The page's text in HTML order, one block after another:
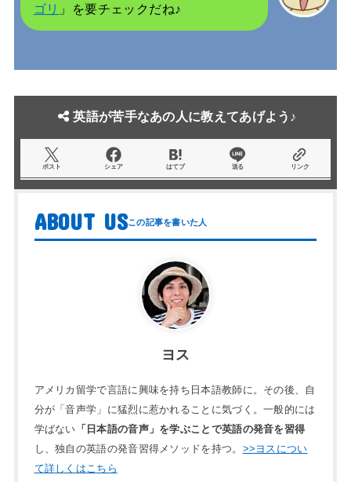
ゴリ 」を要チェックだね♪
英語が苦手なあの人に教えてあげよう♪
ポスト シェア はてブ 送る リンク
ABOUT US
ヨス
アメリカ留学で言語に興味を持ち日本語教師に。その後、自
分が「音声学」に猛烈に惹かれることに気づく。一般的には
学ばない 「日本語の音声」を学ぶことで英語の発音を習得
し、独自の英語の発音習得メソッドを持つ。 >>ヨスについ
て詳しくはこちら